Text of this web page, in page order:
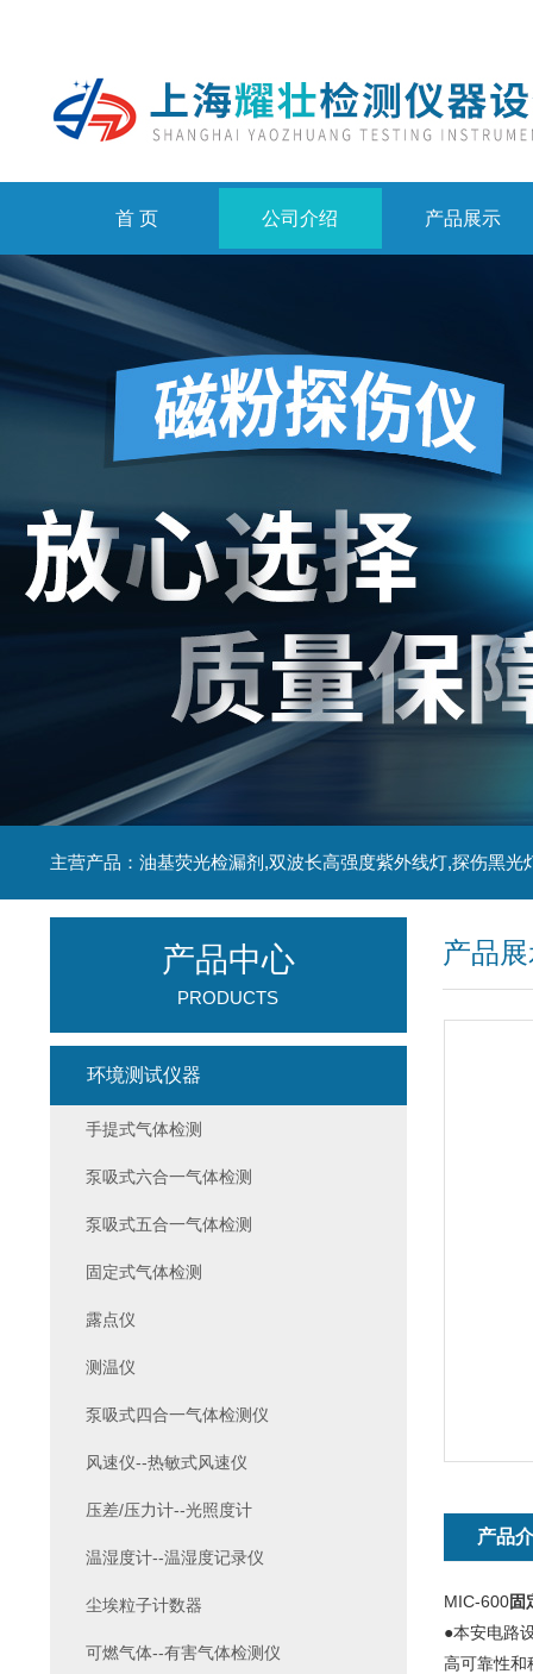
首 页 公司介绍 产品展示
主营产品：油基荧光检漏剂,双波长高强度紫外线灯,探伤黑光
产品
产品
MIC-600固
●本安电路
高可靠性和
产品中心
PRODUCTS
环境测试仪器
手提式气体检测
泵吸式六合一气体检测
泵吸式五合一气体检测
固定式气体检测
露点仪
测温仪
泵吸式四合一气体检测仪
风速仪--热敏式风速仪
压差/压力计--光照度计
温湿度计--温湿度记录仪
尘埃粒子计数器
可燃气体--有害气体检测仪